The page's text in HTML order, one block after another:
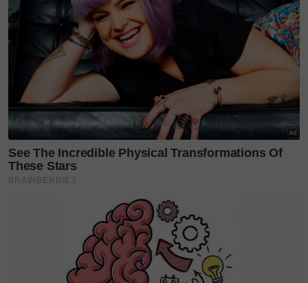
gantikan (mi laksa) dengan sagu untuk dimakan
dengan kuah isi ikan. Si isteri tak mahu hampakan
selera suaminya yang sukakan makanan itu (laksa),“
ceritanya.
Artikel berkaitan:
Dodol dalam kon? Ini rupanya
celorot yang orang Sarawak suka makan tu
Ajaibnya, lelaki itu terus jatuh cinta dengan
‘kekreatifan‘ isterinya.
menjamu jiran yang datang bertandang dengan
sajian ‘demam‘ suaminya.
“Dari situlah, sagu yang dimakan dengan kuah laksa
menjadi bualan ramai dan gurauan sehingga sajian